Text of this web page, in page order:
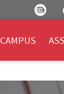
CAMPUS